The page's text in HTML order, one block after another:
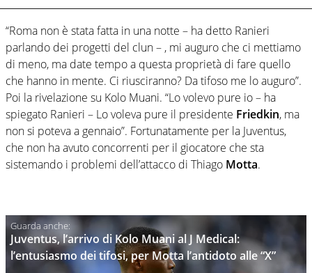
“Roma non è stata fatta in una notte – ha detto Ranieri
parlando dei progetti del clun – , mi auguro che ci mettiamo
di meno, ma date tempo a questa proprietà di fare quello
che hanno in mente. Ci riusciranno? Da tifoso me lo auguro”.
Poi la rivelazione su Kolo Muani. “Lo volevo pure io – ha
spiegato Ranieri – Lo voleva pure il presidente Friedkin, ma
non si poteva a gennaio”. Fortunatamente per la Juventus,
che non ha avuto concorrenti per il giocatore che sta
sistemando i problemi dell’attacco di Thiago Motta.
Juventus, l’arrivo di Kolo Muani al J Medical:
l’entusiasmo dei tifosi, per Motta l’antidoto alle “X”